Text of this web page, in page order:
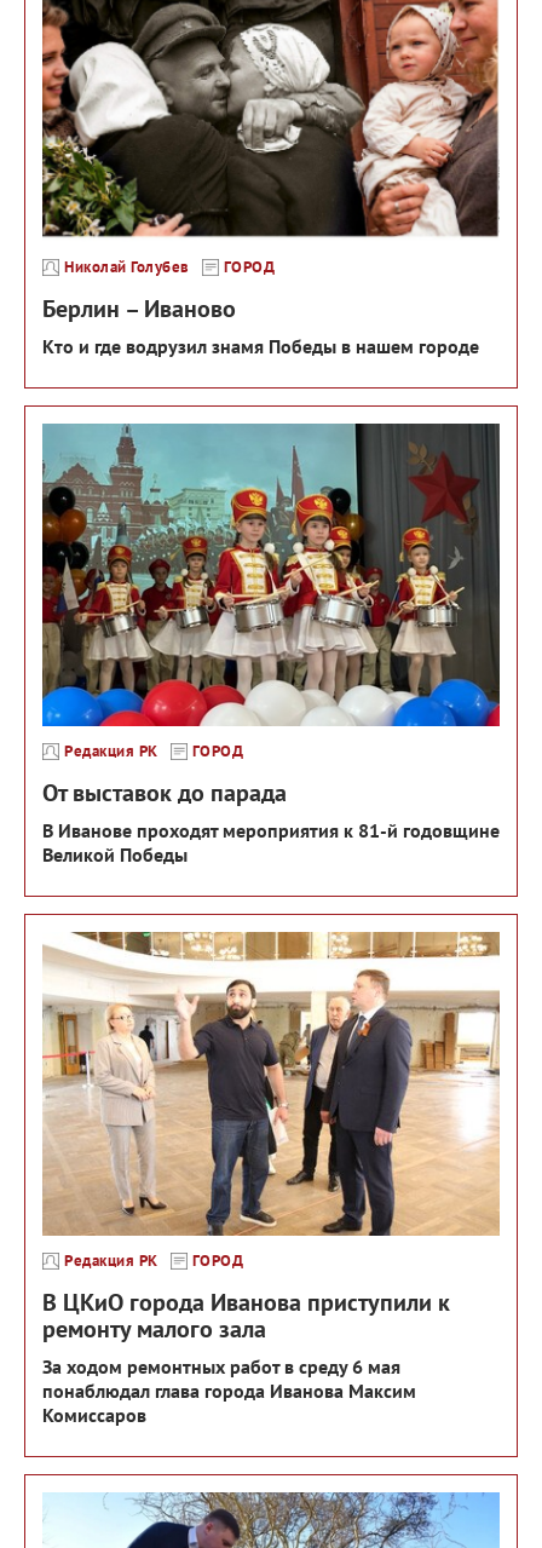
Николай Голубев ГОРОД
Берлин – Иваново
Кто и где водрузил знамя Победы в нашем городе
Редакция РК ГОРОД
От выставок до парада
В Иванове проходят мероприятия к 81-й годовщине
Великой Победы
Редакция РК ГОРОД
В ЦКиО города Иванова приступили к
ремонту малого зала
За ходом ремонтных работ в среду 6 мая
понаблюдал глава города Иванова Максим
Комиссаров